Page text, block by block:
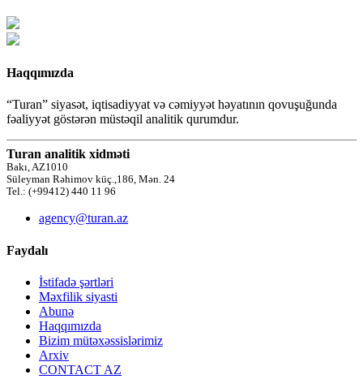
Haqqımızda
“Turan” siyasət, iqtisadiyyat və cəmiyyət həyatının qovuşuğunda
fəaliyyət göstərən müstəqil analitik qurumdur.
Turan analitik xidməti
Bakı, AZ1010
Süleyman Rəhimov küç.,186, Mən. 24
Tel.: (+99412) 440 11 96
agency@turan.az
Faydalı
İstifadə şərtləri
Məxfilik siyasti
Abunə
Haqqımızda
Bizim mütəxəssislərimiz
Arxiv
CONTACT AZ